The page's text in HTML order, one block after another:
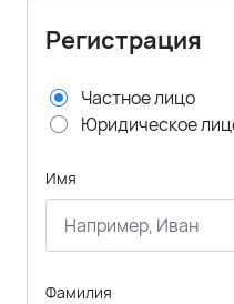
Регистрация
Частное лицо
Юридическое
Имя
Фамилия